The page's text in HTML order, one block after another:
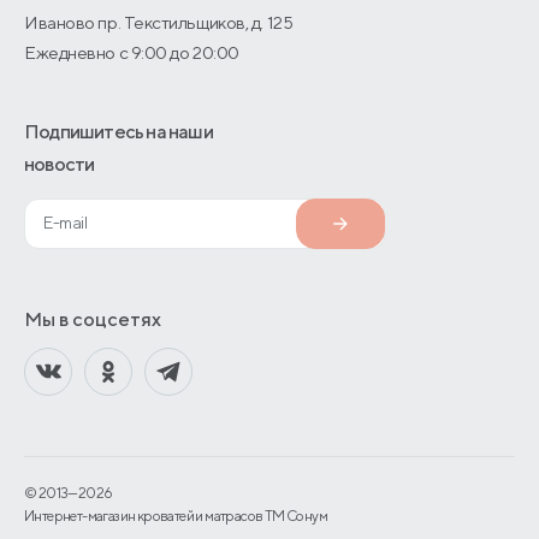
Иваново пр. Текстильщиков, д. 125
Ежедневно с 9:00 до 20:00
Подпишитесь на наши
новости
Мы в соцсетях
© 2013—2026
Интернет-магазин кроватей и матрасов TM Сонум